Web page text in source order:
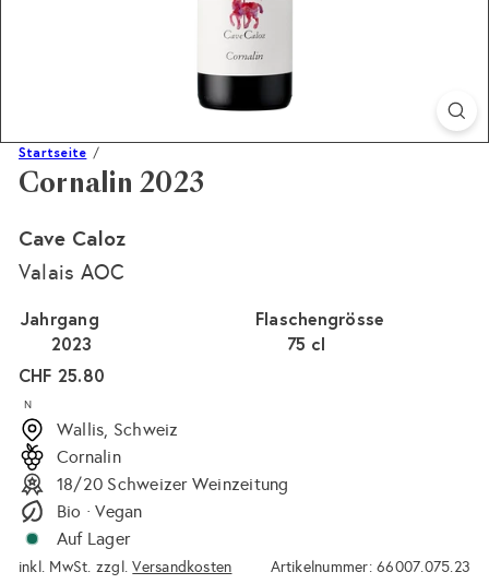
Startseite
Cornalin 2023
Cave Caloz
Valais AOC
Flaschengrösse
75 cl
Jahrgang
2023
Normaler
Preis
CHF 25.80
N
Wallis, Schweiz
Cornalin
18/20 Schweizer Weinzeitung
Bio · Vegan
Auf Lager
inkl. MwSt. zzgl.Versandkosten Artikelnummer: 66007.075.23